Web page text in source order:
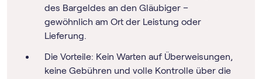
des Bargeldes an den Gläubiger –
gewöhnlich am Ort der Leistung oder
Lieferung.
Die Vorteile: Kein Warten auf Überweisungen,
keine Gebühren und volle Kontrolle über die